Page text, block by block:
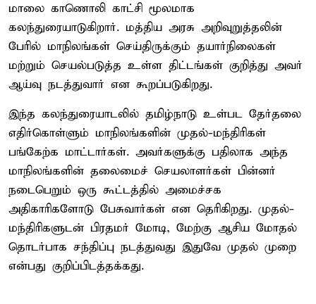
மாலை காணொலி காட்சி மூலமாக
கலந்துரையாடுகிறார். மத்திய அரசு அறிவுறுத்தலின்
பேரில் மாநிலங்கள் செய்திருக்கும் தயார்நிலைகள்
மற்றும் செயல்படுத்த உள்ள திட்டங்கள் குறித்து அவர்
ஆய்வு நடத்துவார் என கூறப்படுகிறது.
இந்த கலந்துரையாடலில் தமிழ்நாடு உள்பட தேர்தலை
எதிர்கொள்ளும் மாநிலங்களின் முதல்-மந்திரிகள்
பங்கேற்க மாட்டார்கள். அவர்களுக்கு பதிலாக அந்த
மாநிலங்களின் தலைமைச் செயலாளர்கள் பின்னர்
நடைபெறும் ஒரு கூட்டத்தில் அமைச்சக
அதிகாரிகளோடு பேசுவார்கள் என தெரிகிறது. முதல்-
மந்திரிகளுடன் பிரதமர் மோடி, மேற்கு ஆசிய மோதல்
தொடர்பாக சந்திப்பு நடத்துவது இதுவே முதல் முறை
என்பது குறிப்பிடத்தக்கது.